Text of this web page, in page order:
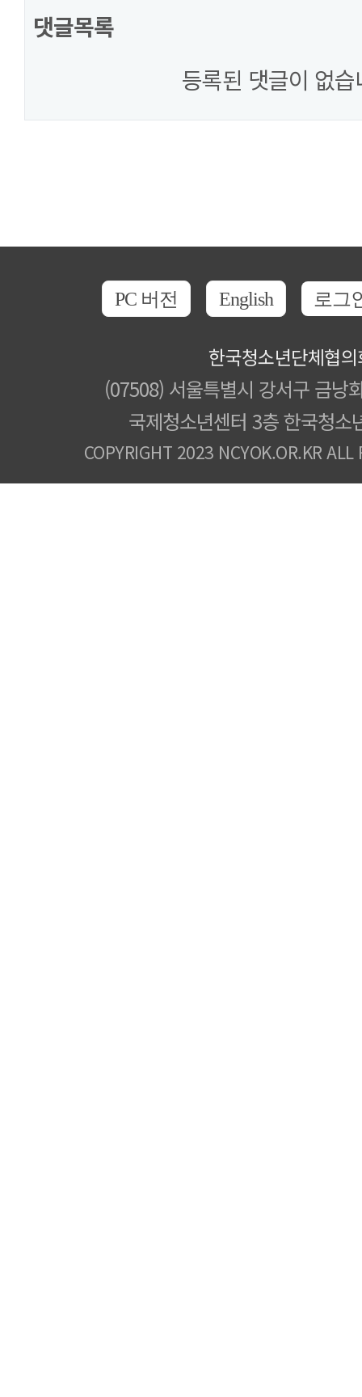
댓글목록
등록된 댓글이 없습
PC 버전 English 로그
한국청소년단체협
(07508) 서울특별시 강서구 금낭
국제청소년센터 3층 한국청소
COPYRIGHT 2023 NCYOK.OR.KR ALL